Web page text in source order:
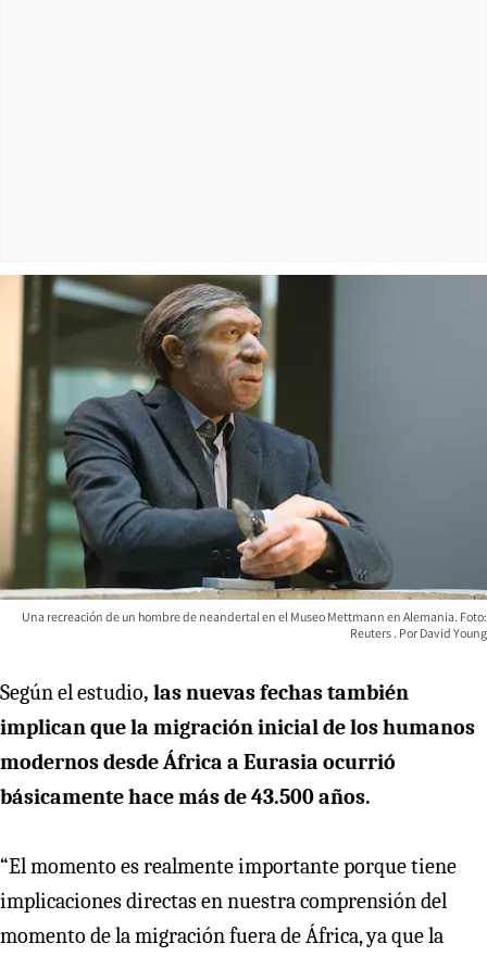
Una recreación de un hombre de neandertal en el Museo Mettmann en Alemania. Foto:
Reuters
David Young
Según el estudio, las nuevas fechas también
implican que la migración inicial de los humanos
modernos desde África a Eurasia ocurrió
básicamente hace más de 43.500 años.
“El momento es realmente importante porque tiene
implicaciones directas en nuestra comprensión del
momento de la migración fuera de África, ya que la